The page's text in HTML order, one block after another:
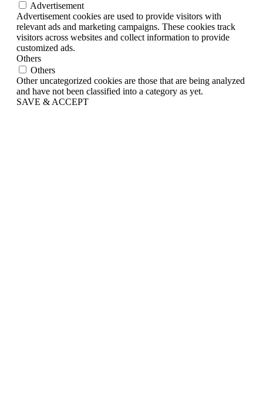
Advertisement
Advertisement cookies are used to provide visitors with
relevant ads and marketing campaigns. These cookies track
visitors across websites and collect information to provide
customized ads.
Others
Others
Other uncategorized cookies are those that are being analyzed
and have not been classified into a category as yet.
SAVE & ACCEPT